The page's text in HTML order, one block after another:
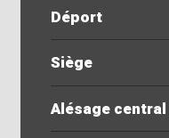
Déport
Siège
Alésage central